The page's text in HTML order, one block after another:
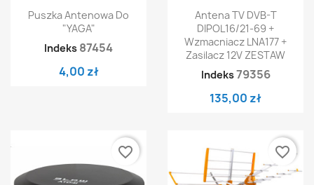
Puszka Antenowa Do
"YAGA"
Indeks 87454
4,00 zł
Antena TV DVB-T
DIPOL16/21-69 +
Wzmacniacz LNA177 +
Zasilacz 12V ZESTAW
Indeks79356
135,00 zł
favorite_border favorite_border